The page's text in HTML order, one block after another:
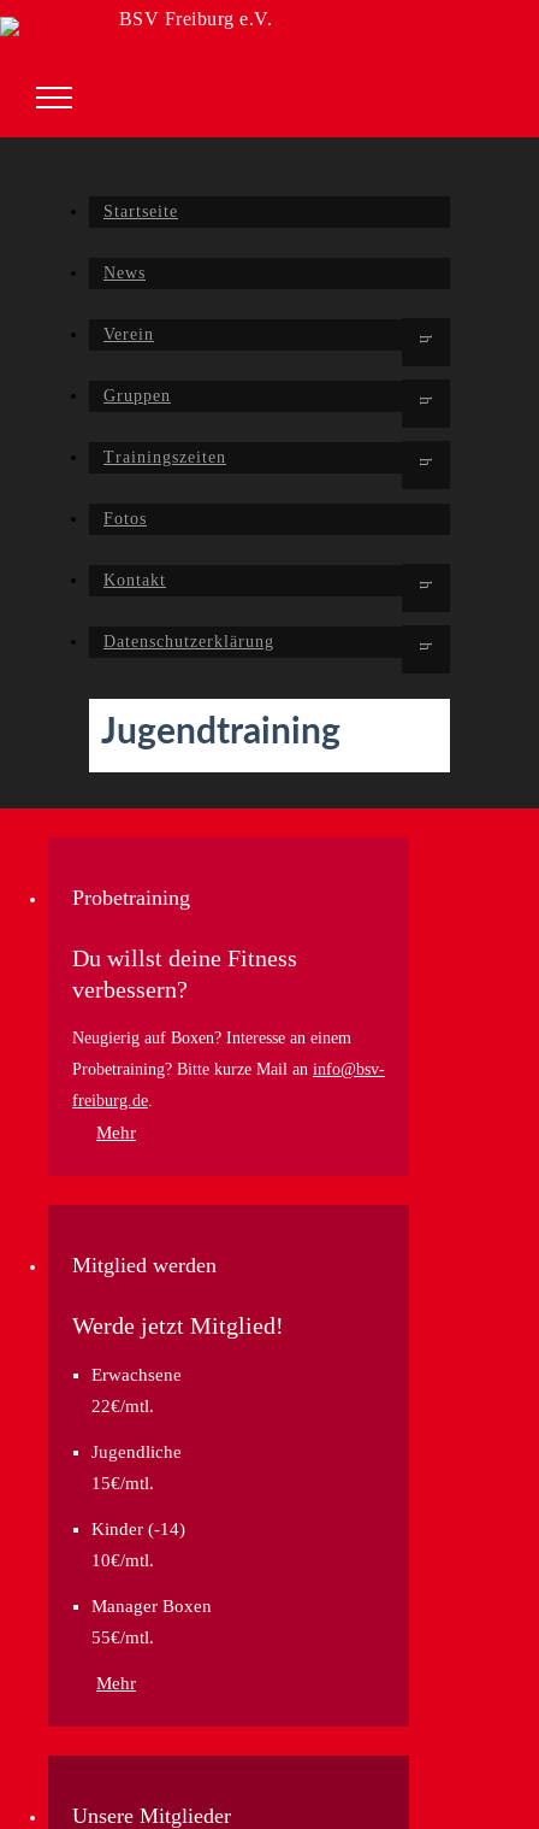
BSV Freiburg e.V.
Startseite
News
Verein
Gruppen
Trainingszeiten
Fotos
Kontakt
Datenschutzerklärung
Jugendtraining
Probetraining
Du willst deine Fitness
verbessern?
Neugierig auf Boxen? Interesse an einem
Probetraining? Bitte kurze Mail an info@bsv-
freiburg.de.
Mehr
Mitglied werden
Werde jetzt Mitglied!
Erwachsene
22€/mtl.
Jugendliche
15€/mtl.
Kinder (-14)
10€/mtl.
Manager Boxen
55€/mtl.
Mehr
Unsere Mitglieder